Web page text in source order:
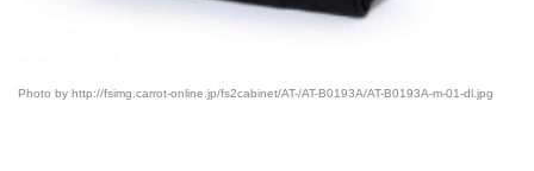
Photo by http://fsimg.carrot-online.jp/fs2cabinet/AT-/AT-B0193A/AT-B0193A-m-01-dl.jpg